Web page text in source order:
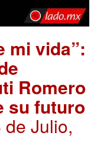
mi vida”:
Romero
su futuro
de Julio,